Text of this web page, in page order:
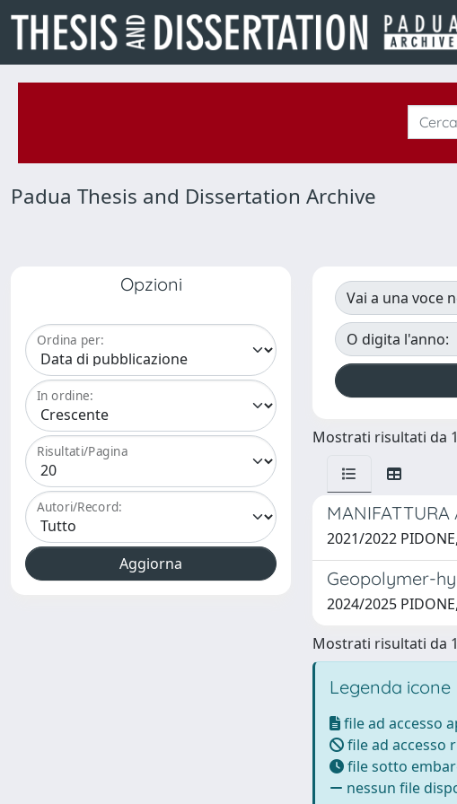
Padua Thesis and Dissertation Archive
Opzioni
Ordina per:
In ordine:
Risultati/Pagina
Autori/Record:
Vai a una voce
O digita l'anno:
Mostrati risultati da
MANIFATTURA
2021/2022
Geopolymer-
2024/2025
Mostrati risultati da
Legenda icone
file ad accesso
file ad accesso
file sotto
nessun file